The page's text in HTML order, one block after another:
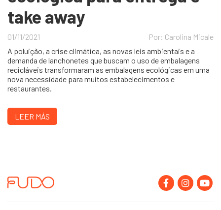
take away
01/11/2021
Por: Carolina Micale
A poluição, a crise climática, as novas leis ambientais e a
demanda de lanchonetes que buscam o uso de embalagens
recicláveis transformaram as embalagens ecológicas em uma
nova necessidade para muitos estabelecimentos e
restaurantes.
LEER MÁS